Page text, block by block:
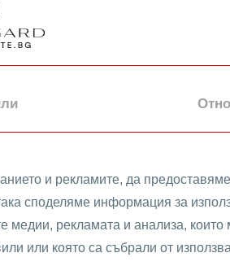
Къща
и рекламите, да
споделяме информация за
медии, рекламата и анализа, които
или която са събрали от